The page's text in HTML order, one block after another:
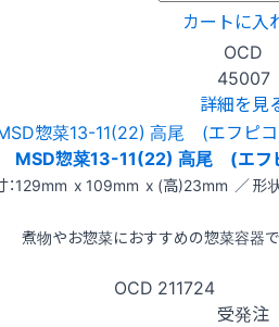
カートに入
OCD
45007
詳細を見
MSD惣菜13-11(22) 高尾 (エフ
：129mm x 109mm x (高)23mm ／ 形状
煮物やお惣菜におすすめの惣菜容器で
OCD 211724
受発注